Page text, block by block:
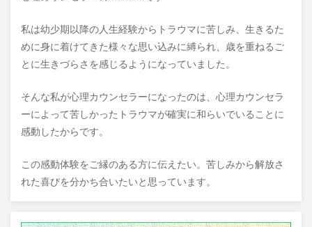
私は幼少期以降の人生経験からトラウマに苦しみ、生きるた
めに身に着けてきた様々な思い込みに縛られ、歳を重ねるご
とに生きづらさを感じるようになっていました。
そんな私が心理カウンセラーになったのは、心理カウンセラ
ーによって苦しかったトラウマが確実に和らいでいることに
感動したからです。
この感動体験をご縁のある方に伝えたい。苦しみから解放さ
れた喜びを分かち合いたいと思っています。